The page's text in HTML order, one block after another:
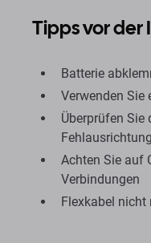
Tipps vor der
Batterie
Verwenden Sie
Überprüfen Sie
Fehlausrichtung
Achten Sie auf
Verbindungen
Flexkabel nicht